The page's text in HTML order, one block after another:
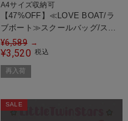
A4サイズ収納可
【47%OFF】≪LOVE BOAT/ラ
ブボート≫スクールバッグ/スク
バ/ハローキティ/ハイビスカス/#
平成ギャル
¥6,589 →
¥3,520 税込
再入荷
SALE